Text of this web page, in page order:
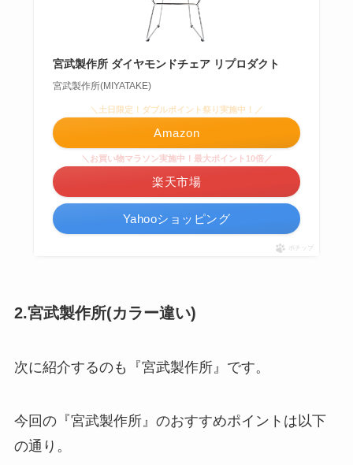
宮武製作所 ダイヤモンドチェア リプロダクト
宮武製作所(MIYATAKE)
＼土日限定！ダブルポイント祭り実施中！／
Amazon
＼お買い物マラソン実施中！最大ポイント10倍／
楽天市場
Yahooショッピング
ポチップ
2.宮武製作所(カラー違い)
次に紹介するのも『宮武製作所』です。
今回の『宮武製作所』のおすすめポイントは以下
の通り。